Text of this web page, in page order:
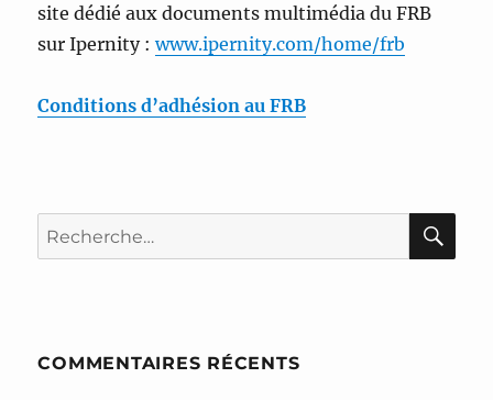
site dédié aux documents multimédia du FRB
sur Ipernity :www.ipernity.com/home/frb
Conditions d’adhésion au FRB
Recherche
pour :
COMMENTAIRES RÉCENTS